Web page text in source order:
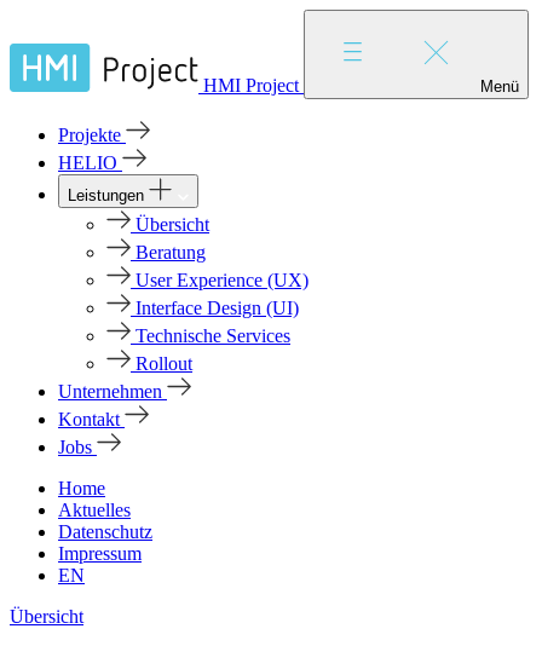
HMI Project Menü
Projekte
HELIO
Leistungen
Übersicht
Beratung
User Experience (UX)
Interface Design (UI)
Technische Services
Rollout
Unternehmen
Kontakt
Jobs
Home
Aktuelles
Datenschutz
Impressum
EN
Übersicht